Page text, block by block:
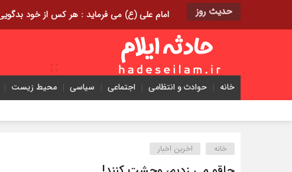
حدیث روز امام علی (ع) می فرماید : هر کس از خود بدگویی و انتقاد کند٬ خود را اصلاح کرده و هر کس خودستایی نماید٬ پس
خانه حوادث و انتظامی اجتماعی سیاسی محیط زیست
خانه اخرین اخبار